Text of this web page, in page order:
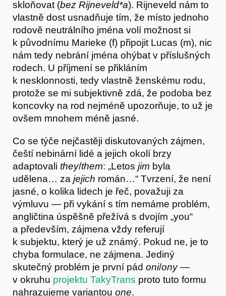
Časopis
Hostcast
skloňovat (bez Rijneveld*a). Rijneveld nám to
vlastně dost usnadňuje tím, že místo jednoho
rodově neutrálního jména volí možnost si
k původnímu Marieke (f) připojit Lucas (m), nic
nám tedy nebrání jména ohýbat v příslušných
rodech. U příjmení se přikláním
k nesklonnosti, tedy vlastně ženskému rodu,
protože se mi subjektivně zdá, že podoba bez
koncovky na rod nejméně upozorňuje, to už je
ovšem mnohem méně jasné.
Co se týče nejčastěji diskutovaných zájmen,
čeští nebinární lidé a jejich okolí brzy
adaptovali they/them: „Letos jim byla
udělena… za jejich román…“ Tvrzení, že není
jasné, o kolika lidech je řeč, považuji za
výmluvu — při vykání s tím nemáme problém,
angličtina úspěšně přežívá s dvojím „you“
a především, zájmena vždy referují
k subjektu, který je už známý. Pokud ne, je to
chyba formulace, ne zájmena. Jediný
skutečný problém je první pád oni/ony—
v okruhu projektu TakyTrans proto tuto formu
nahrazujeme variantou one.